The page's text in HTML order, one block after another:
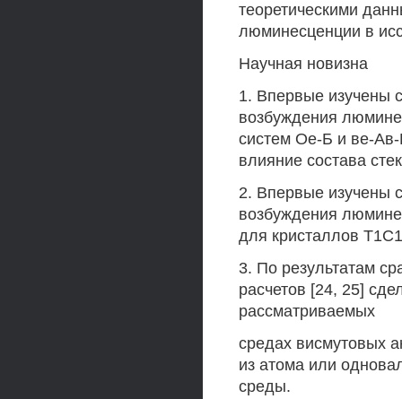
теоретическими
люминесценции в
Научная новизна
1. Впервые изучены
возбуждения
систем Ое-Б и ве-
влияние состава
2. Впервые изучены
возбуждения
для кристаллов
3. По результатам
расчетов [24, 25]
рассматриваемых
средах висмутовых
из атома или
среды.